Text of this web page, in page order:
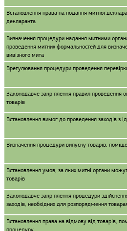
Встановлення права на подання митної
декларанта
Визначення процедури надання митними
проведення митних формальностей для
вивізного мита
Врегулювання процедури проведення
Законодавче закріплення правил проведення
товарів
Встановлення вимог до проведення заходів з
Визначення процедури випуску товарів,
Встановлення умов, за яких митні органи
товарів
Законодавче закріплення процедури
заходів, необхідних для розпорядження
Встановлення права на відмову від товарів,